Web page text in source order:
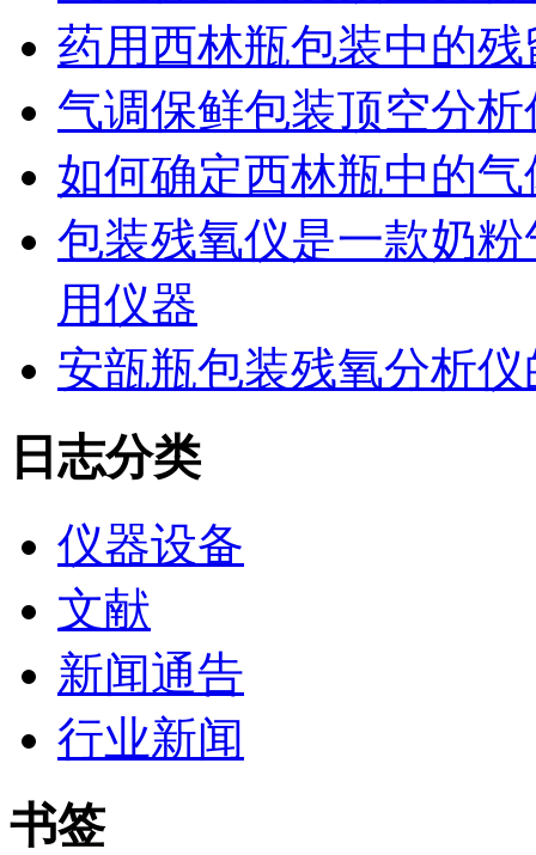
药用西林瓶包装中的
气调保鲜包装顶空分
如何确定西林瓶中的
包装残氧仪是一款奶
用仪器
安瓿瓶包装残氧分析
日志分类
仪器设备
文献
新闻通告
行业新闻
书签